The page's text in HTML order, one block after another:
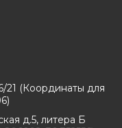
21 (Координаты для
)
д.5, литера Б